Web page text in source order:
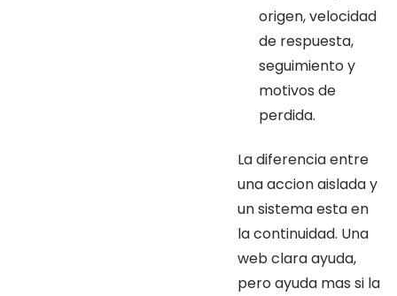
origen, velocidad
de respuesta,
seguimiento y
motivos de
perdida.
La diferencia entre
una accion aislada y
un sistema esta en
la continuidad. Una
web clara ayuda,
pero ayuda mas si la